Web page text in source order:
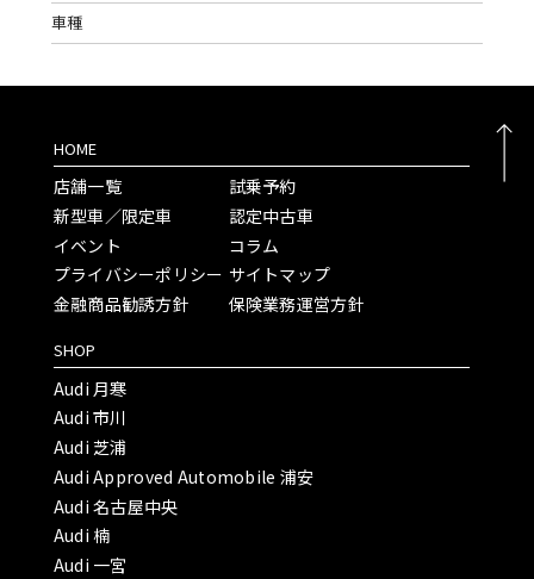
車種
HOME
店舗一覧
新型車／限定車
イベント
プライバシーポリシー
金融商品勧誘方針
試乗予約
認定中古車
コラム
サイトマップ
保険業務運営方針
SHOP
Audi 月寒
Audi 市川
Audi 芝浦
Audi Approved Automobile 浦安
Audi 名古屋中央
Audi 楠
Audi 一宮